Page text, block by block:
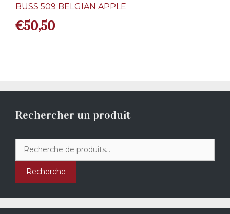
BUSS 509 BELGIAN APPLE
€50,50
Rechercher un produit
pour :
Recherche